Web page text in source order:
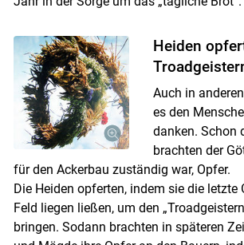
Heiden
Auch in
es den
danken. Schon
brachten der
für den Ackerbau zuständig war, Opfer.
Die Heiden opferten, indem sie die letzte
Feld liegen ließen, um den
bringen. Sodann brachten in späteren